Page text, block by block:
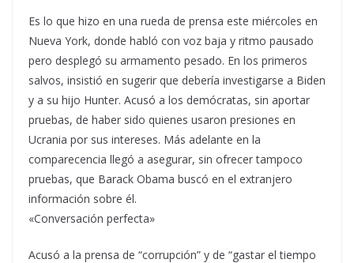
Es lo que hizo en una rueda de prensa este miércoles en
Nueva York, donde habló con voz baja y ritmo pausado
pero desplegó su armamento pesado. En los primeros
salvos, insistió en sugerir que debería investigarse a Biden
y a su hijo Hunter. Acusó a los demócratas, sin aportar
pruebas, de haber sido quienes usaron presiones en
Ucrania por sus intereses. Más adelante en la
comparecencia llegó a asegurar, sin ofrecer tampoco
pruebas, que Barack Obama buscó en el extranjero
información sobre él.
«Conversación perfecta»
Acusó a la prensa de “corrupción” y de “gastar el tiempo